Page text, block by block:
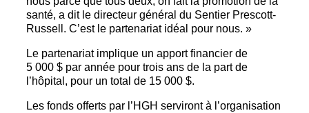
santé, a dit le directeur général du Sentier Prescott-
Russell. C’est le partenariat idéal pour nous. »
Le partenariat implique un apport financier de
5 000 $ par année pour trois ans de la part de
l’hôpital, pour un total de 15 000 $.
Les fonds offerts par l’HGH serviront à l’organisation